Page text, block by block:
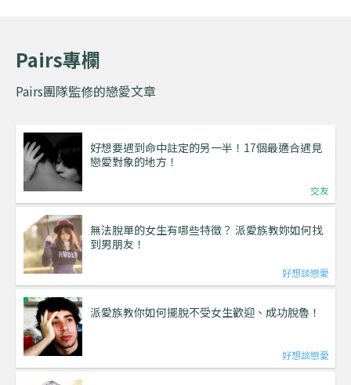
Pairs專欄
Pairs團隊監修的戀愛文章
好想要遇到命中註定的另一半！17個最適合遇見
戀愛對象的地方！
交友
無法脫單的女生有哪些特徵？ 派愛族教妳如何找
到男朋友！
好想談戀愛
派愛族教你如何擺脫不受女生歡迎、成功脫魯！
好想談戀愛